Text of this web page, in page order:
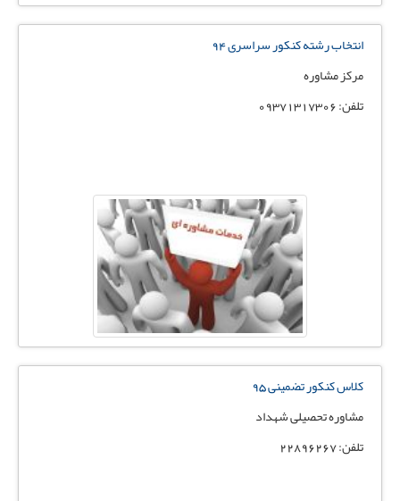
انتخاب رشته کنکور سراسری 94
مرکز مشاوره
تلفن: 09371317306
کلاس کنکور تضمینی 95
مشاوره تحصیلی شهداد
تلفن: 22896267